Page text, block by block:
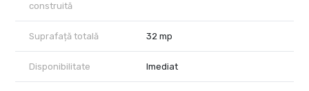
construită
Suprafață totală 32 mp
Disponibilitate Imediat